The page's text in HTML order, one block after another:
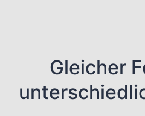
Gleicher